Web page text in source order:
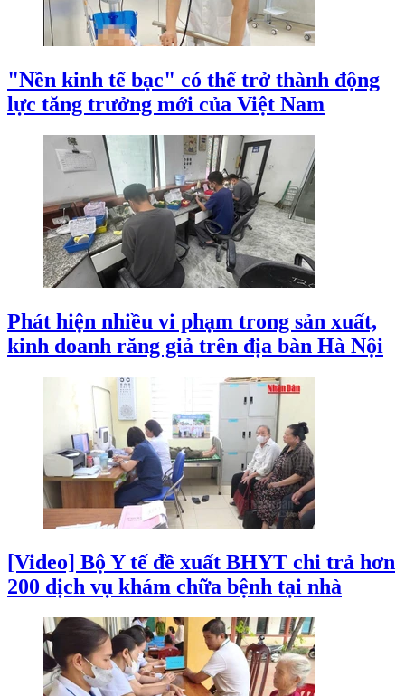
"Nền kinh tế bạc" có thể trở thành động
lực tăng trưởng mới của Việt Nam
Phát hiện nhiều vi phạm trong sản xuất,
kinh doanh răng giả trên địa bàn Hà Nội
[Video] Bộ Y tế đề xuất BHYT chi trả hơn
200 dịch vụ khám chữa bệnh tại nhà